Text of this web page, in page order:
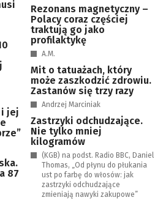
i jej
87
Rezonans magnetyczny –
Polacy coraz częściej
traktują go jako
profilaktykę
A.M.
Mit o tatuażach, który
może zaszkodzić zdrowiu.
Zastanów się trzy razy
Andrzej Marciniak
Zastrzyki odchudzające.
Nie tylko mniej
kilogramów
(KGB) na podst. Radio BBC, Daniel
Thomas, „Od płynu do płukania
ust po farbę do włosów: jak
zastrzyki odchudzające
zmieniają nawyki zakupowe”